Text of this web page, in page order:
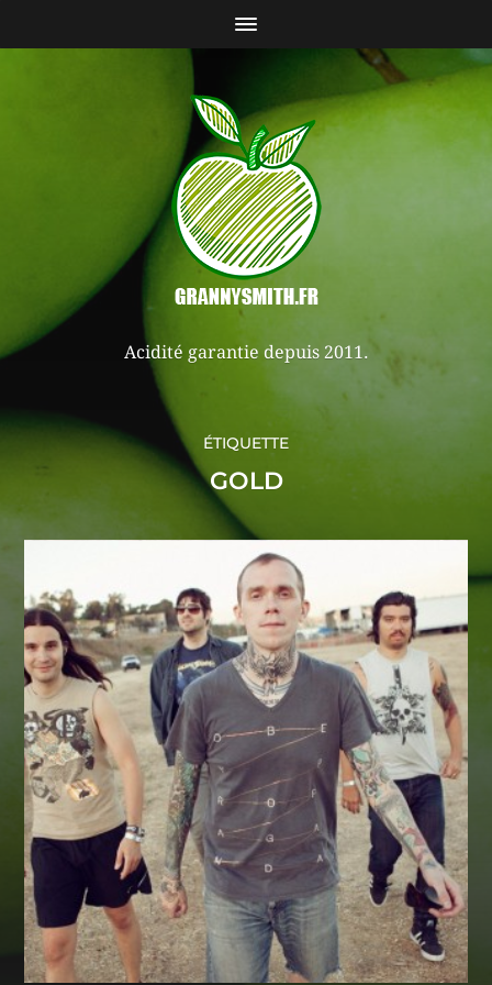
Acidité garantie depuis 2011.
ÉTIQUETTE
GOLD